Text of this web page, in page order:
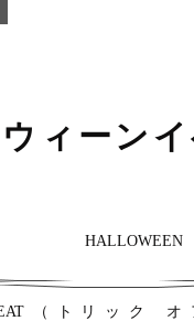
ィーンイ
（トリック